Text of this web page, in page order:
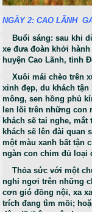
NGÀY 2: CAO LÃNH
Buổi sáng: sau khi
xe đưa đoàn khởi
huyện Cao Lãnh, tỉnh
Xuôi mái chèo trên
xinh đẹp, du khách
mông, sen hồng phủ
len lõi trên những con
khách sẽ tai nghe,
khách sẽ lên đài quan
một màu xanh bất tận
ngàn con chim đủ loại
Thỏa sức với một
nghỉ ngơi trên những
cơn gió đồng nội, xa
trích đang tìm mồi;